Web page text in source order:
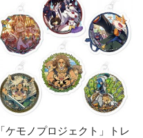
「ケモノプロジェクト」トレ